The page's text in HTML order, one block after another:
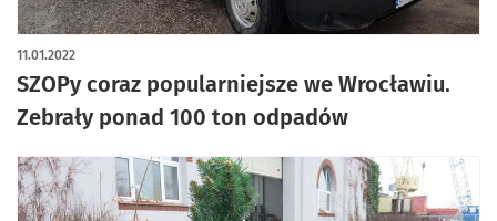
SZOPy coraz popularniejsze we Wrocławiu.
Zebrały ponad 100 ton odpadów
11.01.2022